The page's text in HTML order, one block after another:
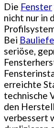
Die Fenster
nicht nur in
Bei
seriöse,
erreichte
technische
den
verbessert